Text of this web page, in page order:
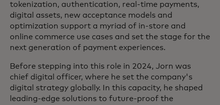
tokenization, authentication, real-time payments,
digital assets, new acceptance models and
optimization support a myriad of in-store and
online commerce use cases and set the stage for the
next generation of payment experiences.
Before stepping into this role in 2024, Jorn was
chief digital officer, where he set the company's
digital strategy globally. In this capacity, he shaped
leading-edge solutions to future-proof the